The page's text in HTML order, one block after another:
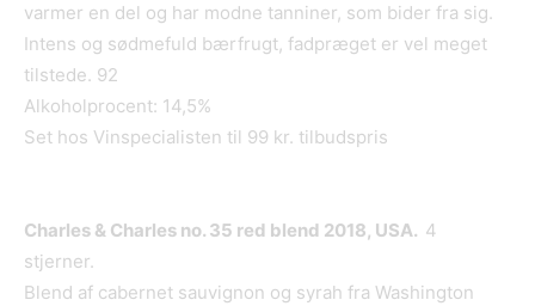
varmer en del og har modne tanniner, som bider fra sig.
Intens og sødmefuld bærfrugt, fadpræget er vel meget
tilstede. 92
Alkoholprocent: 14,5%
Set hos Vinspecialisten til 99 kr. tilbudspris
Charles & Charles no. 35 red blend 2018, USA. 4
stjerner.
Blend af cabernet sauvignon og syrah fra Washington